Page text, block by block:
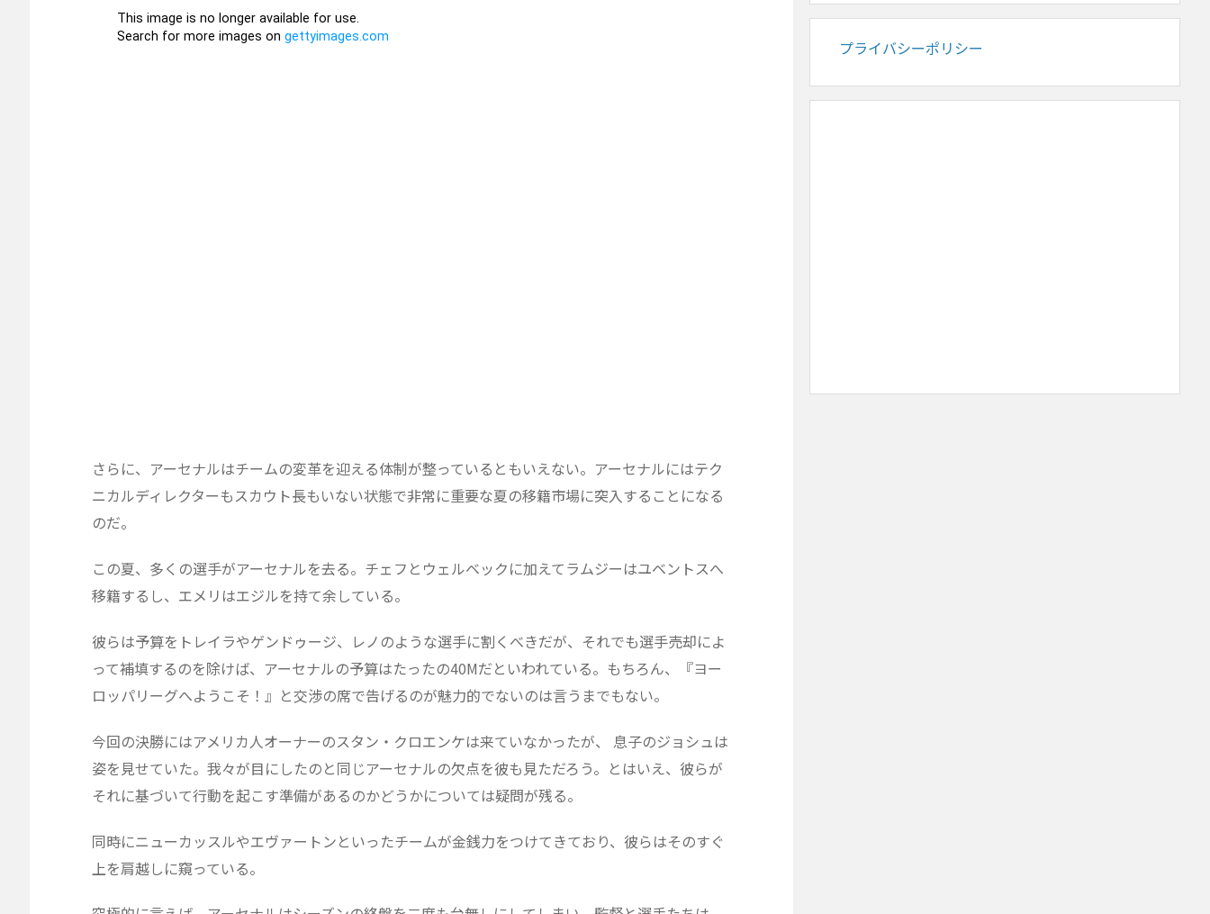
さらに、アーセナルはチームの変革を迎える体制が整っているともいえない。アーセナルにはテク
ニカルディレクターもスカウト長もいない状態で非常に重要な夏の移籍市場に突入することになる
のだ。
この夏、多くの選手がアーセナルを去る。チェフとウェルベックに加えてラムジーはユベントスへ
移籍するし、エメリはエジルを持て余している。
彼らは予算をトレイラやゲンドゥージ、レノのような選手に割くべきだが、それでも選手売却によ
って補填するのを除けば、アーセナルの予算はたったの40Mだといわれている。もちろん、『ヨー
ロッパリーグへようこそ！』と交渉の席で告げるのが魅力的でないのは言うまでもない。
今回の決勝にはアメリカ人オーナーのスタン・クロエンケは来ていなかったが、 息子のジョシュは
姿を見せていた。我々が目にしたのと同じアーセナルの欠点を彼も見ただろう。とはいえ、彼らが
それに基づいて行動を起こす準備があるのかどうかについては疑問が残る。
同時にニューカッスルやエヴァートンといったチームが金銭力をつけてきており、彼らはそのすぐ
上を肩越しに窺っている。
プライバシーポリシー